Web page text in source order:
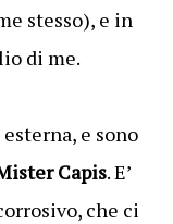
stesso), e in
di me.
e sono
Capis. E’
, che ci